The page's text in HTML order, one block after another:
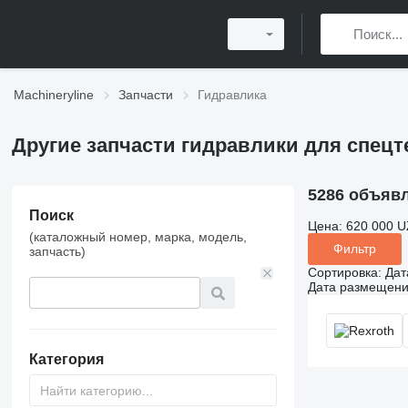
Machineryline Запчасти Гидравлика
Другие запчасти гидравлики для
Поиск
(каталожный номер, марка, модель,
запчасть)
Категория
5286
Цена: 620 000
Фильтр
Сортировка:
Дата